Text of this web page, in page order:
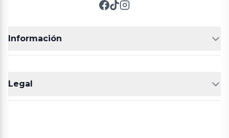
Información
FRUTERÍAS
POLLERÍA
CHARCUTERIA
Legal
Aviso legal